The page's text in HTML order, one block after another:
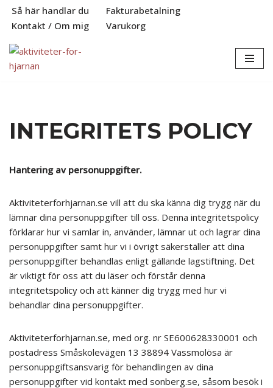
Hoppa
till
innehåll
Så här handlar du
Fakturabetalning
Kontakt / Om mig
Varukorg
INTEGRITETS POLICY
Hantering av personuppgifter.
Aktiviteterforhjarnan.se vill att du ska känna dig trygg när du
lämnar dina personuppgifter till oss. Denna integritetspolicy
förklarar hur vi samlar in, använder, lämnar ut och lagrar dina
personuppgifter samt hur vi i övrigt säkerställer att dina
personuppgifter behandlas enligt gällande lagstiftning. Det
är viktigt för oss att du läser och förstår denna
integritetspolicy och att känner dig trygg med hur vi
behandlar dina personuppgifter.
Aktiviteterforhjarnan.se, med org. nr SE600628330001 och
postadress Småskolevägen 13 38894 Vassmolösa är
personuppgiftsansvarig för behandlingen av dina
personuppgifter vid kontakt med sonberg.se, såsom besök i